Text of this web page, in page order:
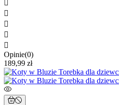




Opinie(0)
189,99 zł